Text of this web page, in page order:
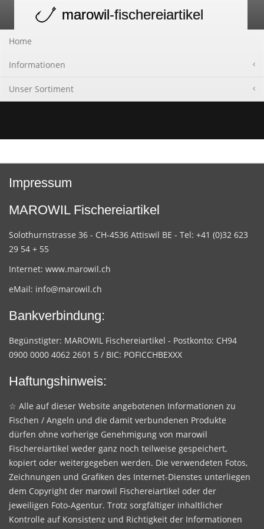
navigation
marowil-fischereiartikel
Home
Informationen
Unser Sortiment
Impressum
MAROWIL Fischereiartikel
Solothurnstrasse 36 - CH-4536 Attiswil BE - Tel: +41 (0)32 623
29 54 + 55
Internet: www.marowil.ch
eMail: info@marowil.ch
Bankverbindung:
Begünstigter: MAROWIL Fischereiartikel - Postkonto: CH94
0900 0000 4062 2601 5 / BIC: POFICCHBEXXX
Haftungshinweis:
☆ Alle auf dieser Website angebotenen Informationen zu
Fischen / Angeln und die damit verbundenen Produkte
dürfen ohne vorherige Genehmigung von marowil
Fischereiartikel weder ganz noch teilweise gespeichert,
kopiert oder weitergegeben werden. Die verwendeten Fotos,
Zeichnungen und Grafiken des Internet-Dienstes unterliegen
dem Copyright der marowil Fischereiartikel oder der
jeweiligen Foto-Agentur. Trotz sorgfältiger inhaltlicher
Kontrolle auf Konsistenz und Richtigkeit der Informationen